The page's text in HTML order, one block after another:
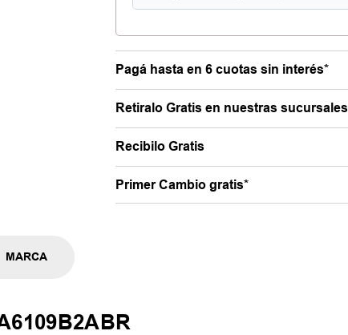
Pagá hasta en 6 cuotas sin interés*
Retiralo Gratis en nuestras sucursales
Recibilo Gratis
Primer Cambio gratis*
MARCA